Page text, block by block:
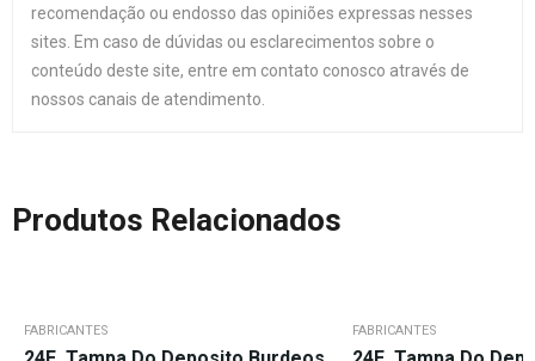
recomendação ou endosso das opiniões expressas nesses
sites. Em caso de dúvidas ou esclarecimentos sobre o
conteúdo deste site, entre em contato conosco através de
nossos canais de atendimento.
Produtos Relacionados
FABRICANTES FABRICANTES